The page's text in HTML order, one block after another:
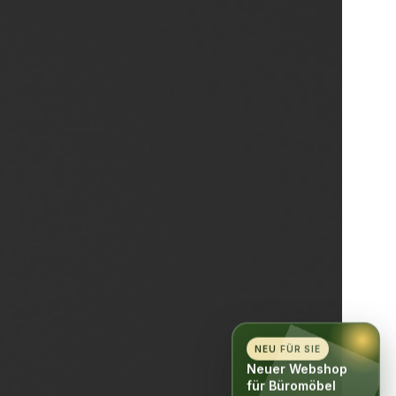
NEU FÜR SIE
Neuer Webshop
für Büromöbel